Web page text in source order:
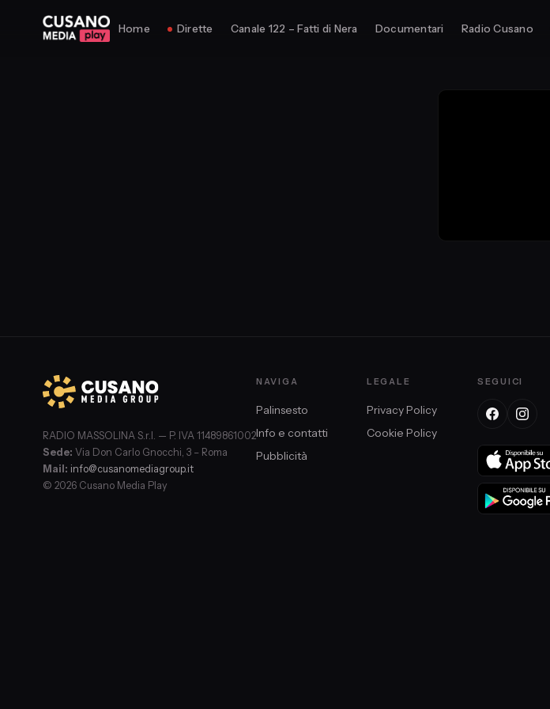
Home Dirette Canale 122 – Fatti di Nera Documentari Radio Cusano
RADIO MASSOLINA S.r.l. — P. IVA 11489861002
Sede: Via Don Carlo Gnocchi, 3 – Roma
Mail: info@cusanomediagroup.it
© 2026 Cusano Media Play
NAVIGA
Palinsesto
Info e contatti
Pubblicità
LEGALE
Privacy Policy
Cookie Policy
SEGUICI